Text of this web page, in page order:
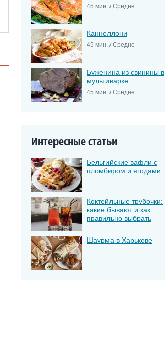
45 мин. / Средне
Каннеллони
45 мин. / Средне
Буженина из свинины в
мультиварке
45 мин. / Средне
Интересные статьи
Бельгийские вафли с
пломбиром и ягодами
Коктейльные трубочки:
какие бывают и как
правильно выбрать
Шаурма в Харькове